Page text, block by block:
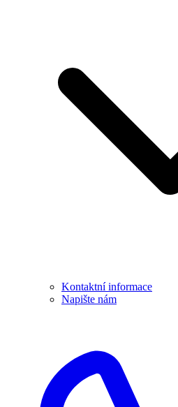
Kontaktní informace
Napište nám